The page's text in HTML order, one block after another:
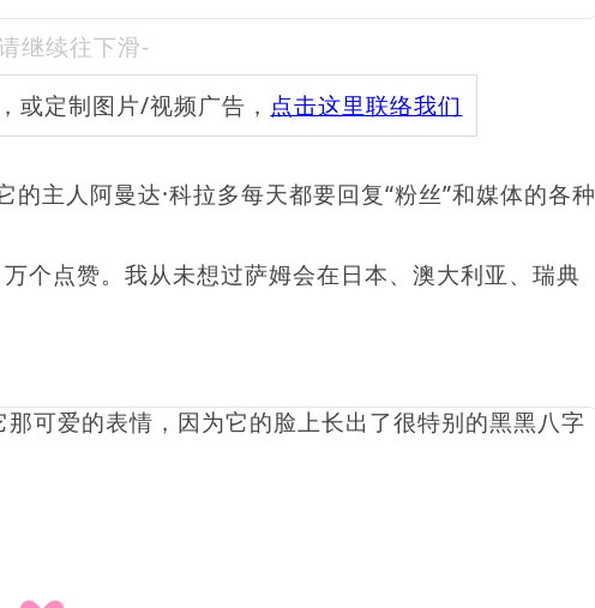
继续往下滑-
或定制图片/视频广告， 点击这里联络我们
主人阿曼达·科拉多每天都要回复“粉丝”和媒体的各种
个点赞。我从未想过萨姆会在日本、澳大利亚、瑞典